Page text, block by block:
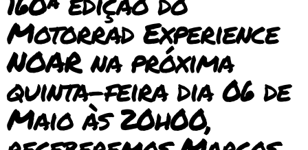
Motorrad Experience
NOAR na próxima
quinta-feira dia 06 de
Maio às 20h00,